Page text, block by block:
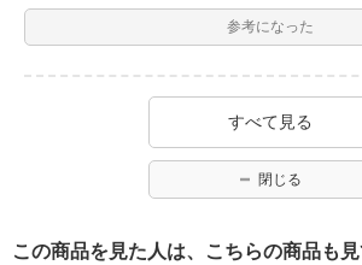
参考になった
すべて見る
閉じる
この商品を見た人は、こちらの商品も